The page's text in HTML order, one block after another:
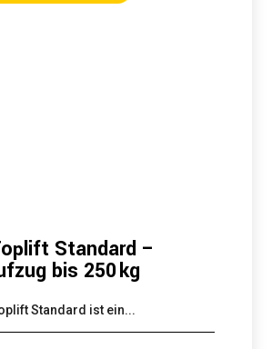
Standard –
bis 250 kg
Standard ist ein...